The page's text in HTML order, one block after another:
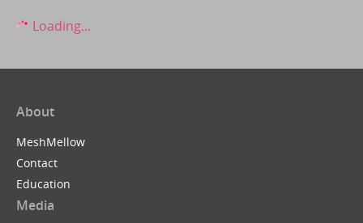
Loading...
About
MeshMellow
Contact
Education
Media